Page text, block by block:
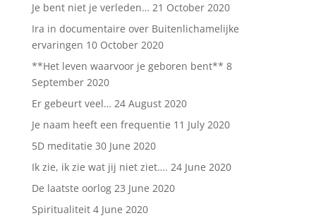
Je bent niet je verleden… 21 October 2020
Ira in documentaire over Buitenlichamelijke
ervaringen 10 October 2020
**Het leven waarvoor je geboren bent** 8
September 2020
Er gebeurt veel… 24 August 2020
Je naam heeft een frequentie 11 July 2020
5D meditatie 30 June 2020
Ik zie, ik zie wat jij niet ziet…. 24 June 2020
De laatste oorlog 23 June 2020
Spiritualiteit 4 June 2020